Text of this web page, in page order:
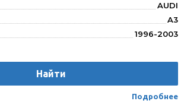
AUDI
A3
1996-2003
1.75
Текстиль/Искуственная кожа
Легковой
Найти
Подробнее